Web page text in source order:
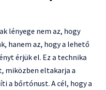
lényege nem az, hogy
hanem az, hogy a lehető
érjük el. Ez a technika
miközben eltakarja a
a bőrtónust. A cél, hogy a